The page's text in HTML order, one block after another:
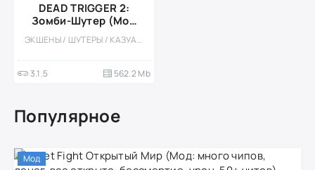
DEAD TRIGGER 2:
Зомби-Шутер (Мод
меню)
ЭКШЕНЫ / ШУТЕРЫ / КАЗУАЛЬНЫЕ / ОДНОПОЛЬЗОВАТЕЛЬСКИЕ / СТИЛИЗАЦИЯ / ВСТРОЕННЫЙ КЕШ / МОД / ЗОМБИ / АПОКАЛИПСИС / ПРИКЛЮЧЕНИЕ / 3D / БОЛЬШАЯ / КООПЕРАТИВ / МНОГОПОЛЬЗОВАТЕЛЬСКАЯ
3.1.5 562.2 Mb
Популярное
Мод